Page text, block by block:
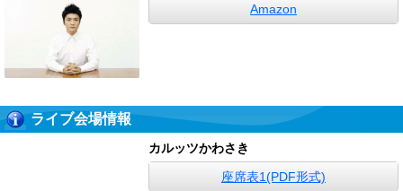
Amazon
ライブ会場情報
カルッツかわさき
座席表1(PDF形式)